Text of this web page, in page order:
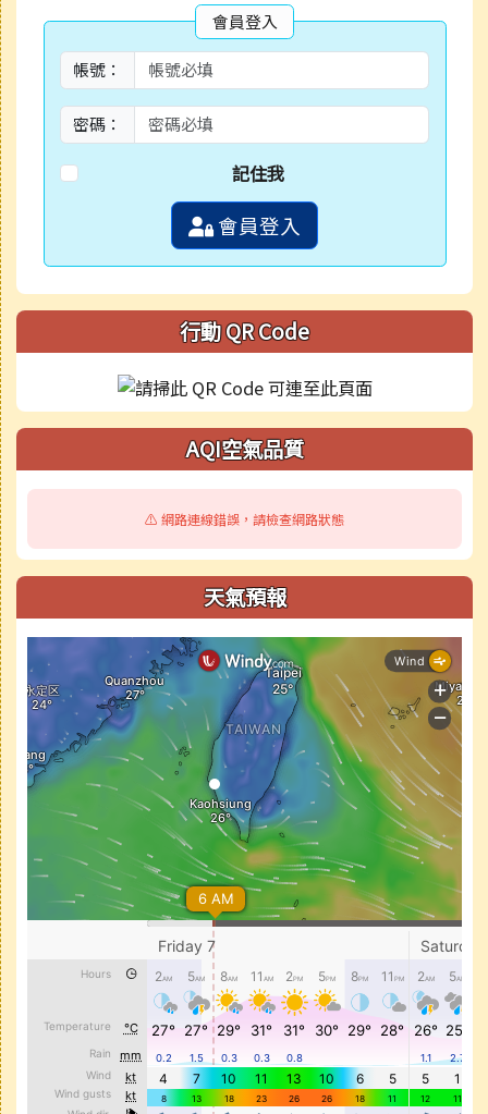
會員登入
帳號：
密碼：
記住我
會員登入
行動 QR Code
AQI空氣品質
⚠️ 網路連線錯誤，請檢查網路狀態
天氣預報